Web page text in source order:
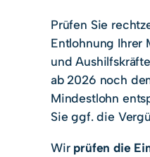
Prüfen Sie
Entlohnung Ihrer
und
ab 2026 noch
Mindestlohn
Sie ggf. die
Wir prüfen die